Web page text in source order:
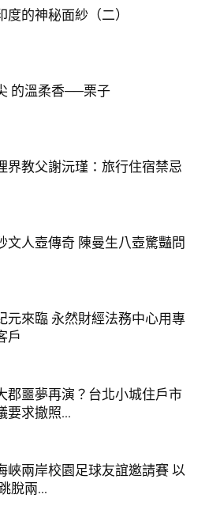
度的神秘面紗（二）
的溫柔香──栗子
界教父謝沅瑾：旅行住宿禁忌
文人壺傳奇 陳曼生八壺驚豔問
元來臨 永然財經法務中心用專
戶
郡噩夢再演？台北小城住戶市
要求撤照...
峽兩岸校園足球友誼邀請賽 以
脫兩...